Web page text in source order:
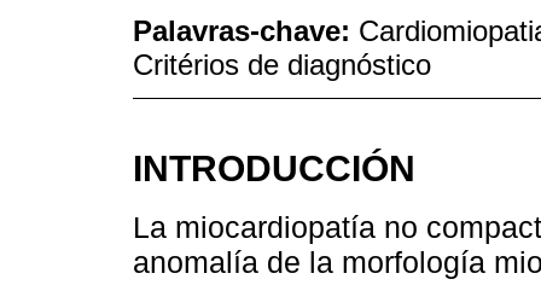
Palavras-chave:
Critérios de diagnóstico
INTRODUCCIÓN
La miocardiopatía no
anomalía de la morfología